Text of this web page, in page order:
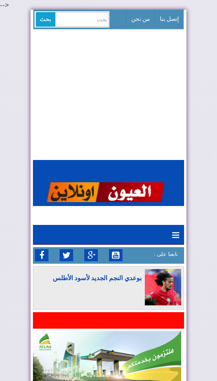
-->
إتصل بنا من نحن
≡
: تابعنا على
بوعدي النجم الجديد لأسود الأطلس
المغرب يعزز موقعه في صناعة الطيران